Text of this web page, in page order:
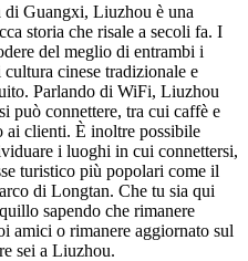
di Guangxi, Liuzhou è una
storia che risale a secoli fa. I
del meglio di entrambi i
cinese tradizionale e
Parlando di WiFi, Liuzhou
può connettere, tra cui caffè e
clienti. È inoltre possibile
i luoghi in cui connettersi,
turistico più popolari come il
di Longtan. Che tu sia qui
sapendo che rimanere
amici o rimanere aggiornato sul
sei a Liuzhou.